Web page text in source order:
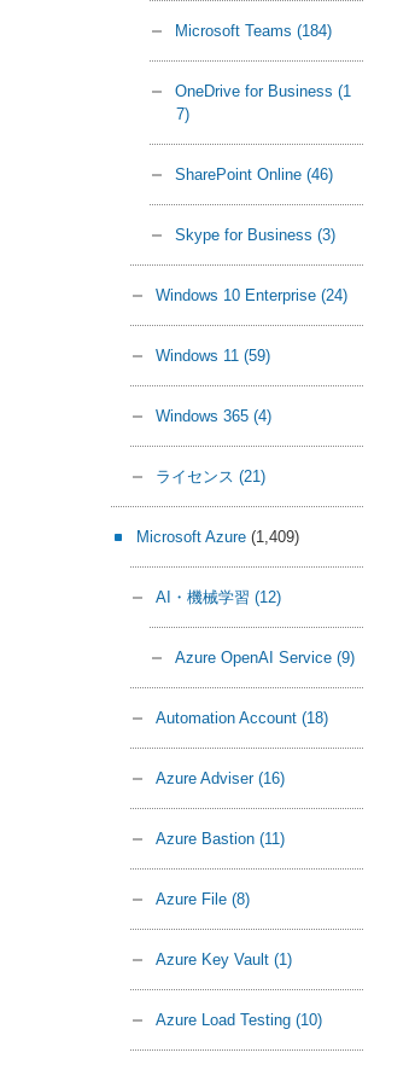
Microsoft Teams (184)
OneDrive for Business (1
7)
SharePoint Online (46)
Skype for Business (3)
Windows 10 Enterprise (24)
Windows 11 (59)
Windows 365 (4)
ライセンス (21)
Microsoft Azure (1,409)
AI・機械学習 (12)
Azure OpenAI Service (9)
Automation Account (18)
Azure Adviser (16)
Azure Bastion (11)
Azure File (8)
Azure Key Vault (1)
Azure Load Testing (10)